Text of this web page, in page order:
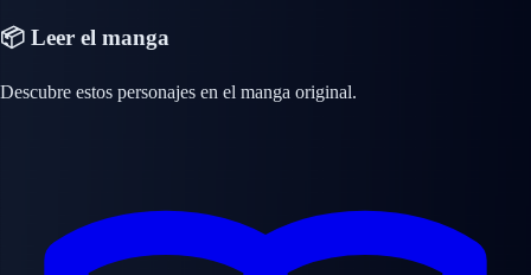
📦 Leer el manga
Descubre estos personajes en el manga original.